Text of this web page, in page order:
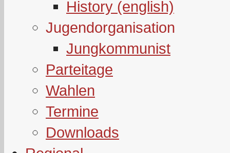
History (english)
Jugendorganisation
Jungkommunist
Parteitage
Wahlen
Termine
Downloads